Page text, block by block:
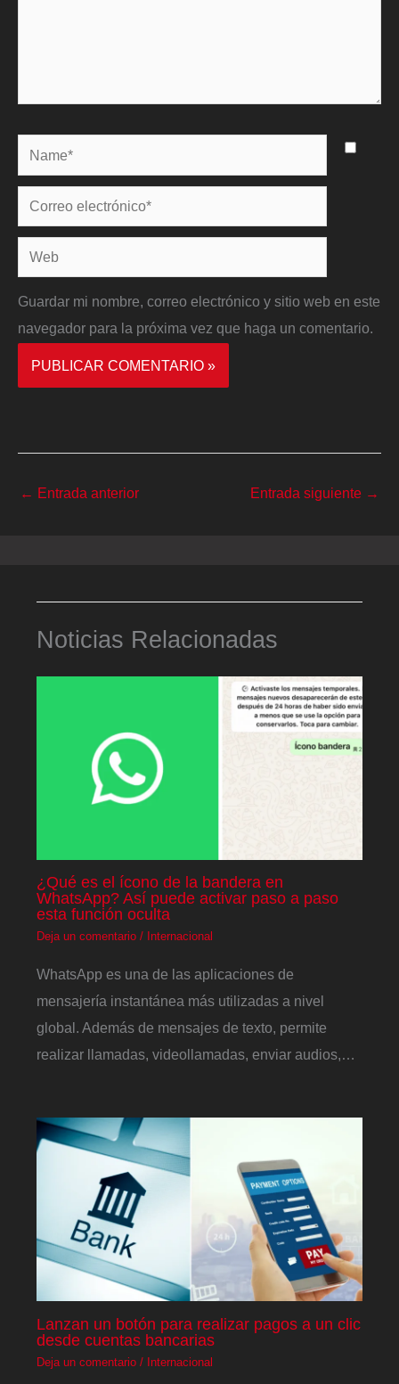
Name*
Correo
electrónico*
Web
Guardar mi nombre, correo electrónico y sitio web en este
navegador para la próxima vez que haga un comentario.
← Entrada anterior Entrada siguiente →
Noticias Relacionadas
¿Qué es el ícono de la bandera en
WhatsApp? Así puede activar paso a paso
esta función oculta
Deja un comentario / Internacional
WhatsApp es una de las aplicaciones de
mensajería instantánea más utilizadas a nivel
global. Además de mensajes de texto, permite
realizar llamadas, videollamadas, enviar audios,…
Lanzan un botón para realizar pagos a un clic
desde cuentas bancarias
Deja un comentario / Internacional